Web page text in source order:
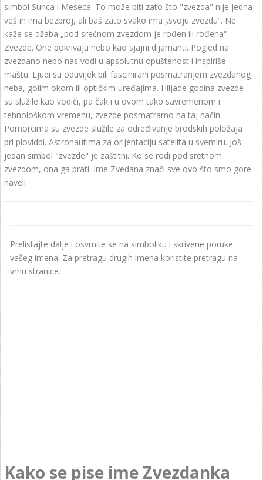
simbol Sunca i Meseca. To može biti zato što "zvezda" nije jedna
veš ih ima bezbroj, ali baš zato svako ima „svoju zvezdu“. Ne
kaže se džaba „pod srećnom zvezdom je rođen ili rođena“
Zvezde. One pokrivaju nebo kao sjajni dijamanti. Pogled na
zvezdano nebo nas vodi u apsolutnu opuštenost i inspiriše
maštu. Ljudi su oduvijek bili fascinirani posmatranjem zvezdanog
neba, golim okom ili optičkim uređajima. Hiljade godina zvezde
su služile kao vodiči, pa čak i u ovom tako savremenom i
tehnološkom vremenu, zvezde posmatramo na taj način.
Pomorcima su zvezde služile za određivanje brodskih položaja
pri plovidbi. Astronautima za orijentaciju satelita u svemiru. Još
jedan simbol "zvezde" je zaštitni. Ko se rodi pod sretnom
zvezdom, ona ga prati. Ime Zvedana znači sve ovo što smo gore
naveli
Prelistajte dalje i osvrnite se na simboliku i skrivene poruke
vašeg imena. Za pretragu drugih imena koristite pretragu na
vrhu stranice.
Kako se pise ime Zvezdanka